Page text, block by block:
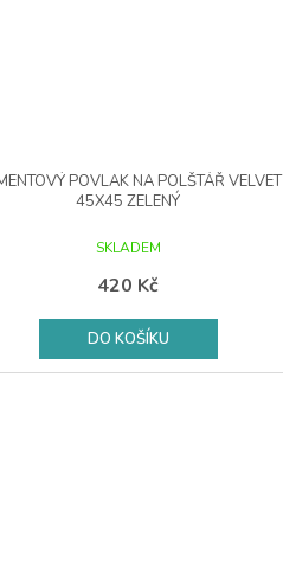
POVLAK NA POLŠTÁŘ VELVET
45X45 ZELENÝ
SKLADEM
420 Kč
DO KOŠÍKU